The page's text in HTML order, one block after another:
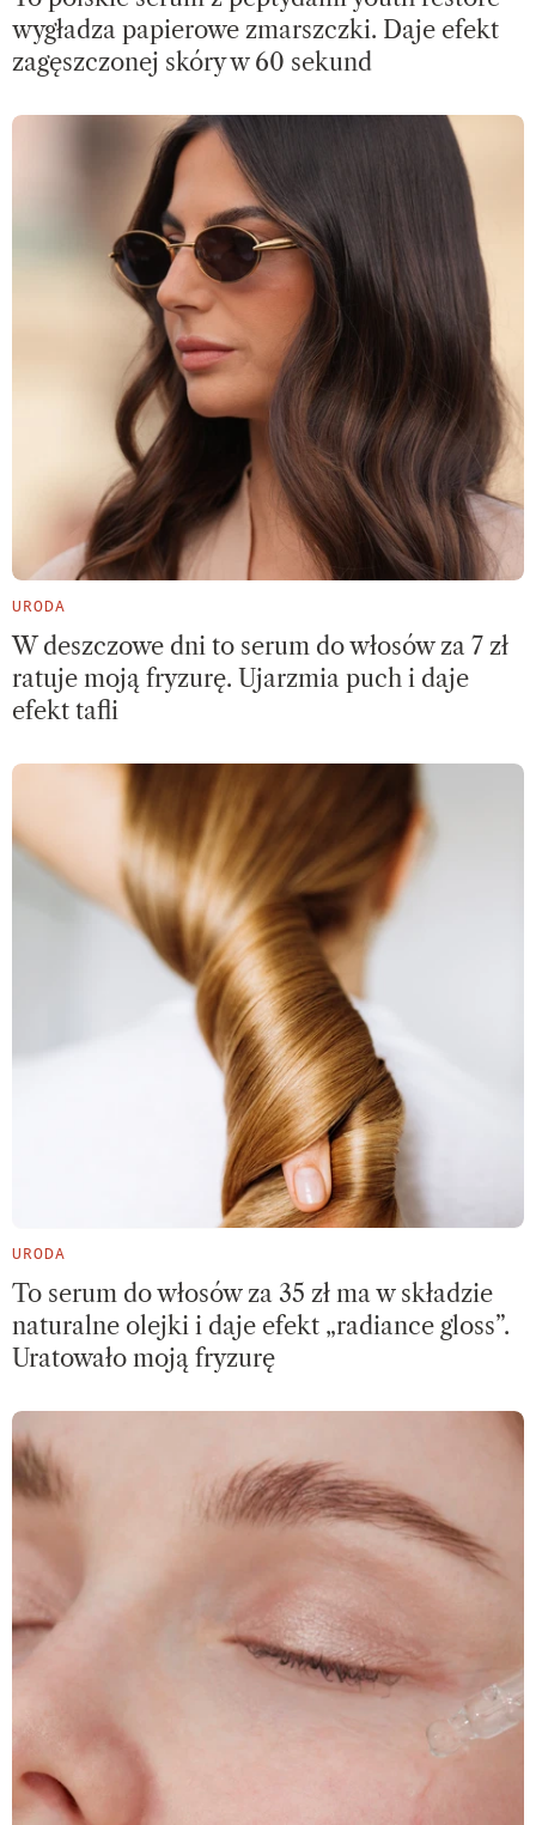
wygładza papierowe zmarszczki. Daje efekt
zagęszczonej skóry w 60 sekund
URODA
W deszczowe dni to serum do włosów za 7 zł
ratuje moją fryzurę. Ujarzmia puch i daje
efekt tafli
URODA
To serum do włosów za 35 zł ma w składzie
naturalne olejki i daje efekt „radiance gloss”.
Uratowało moją fryzurę